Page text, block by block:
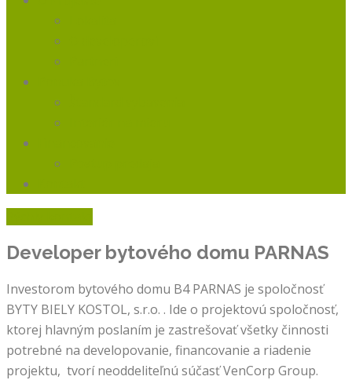
Developer bytového domu PARNAS
Investorom bytového domu B4 PARNAS je spoločnosť
BYTY BIELY KOSTOL, s.r.o. . Ide o projektovú spoločnosť,
ktorej hlavným poslaním je zastrešovať všetky činnosti
potrebné na developovanie, financovanie a riadenie
projektu, tvorí neoddeliteľnú súčasť VenCorp Group.